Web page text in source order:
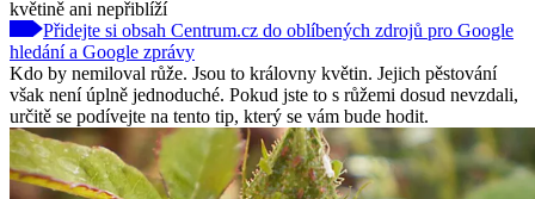
květině ani nepřiblíží
Přidejte si obsah Centrum.cz do oblíbených zdrojů pro Google
hledání a Google zprávy
Kdo by nemiloval růže. Jsou to královny květin. Jejich pěstování
však není úplně jednoduché. Pokud jste to s růžemi dosud nevzdali,
určitě se podívejte na tento tip, který se vám bude hodit.